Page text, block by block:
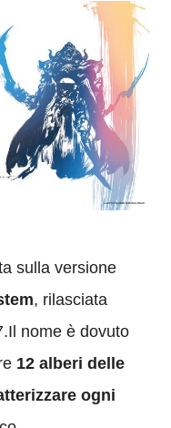
sulla versione
, rilasciata
nome è dovuto
12 alberi delle
ogni